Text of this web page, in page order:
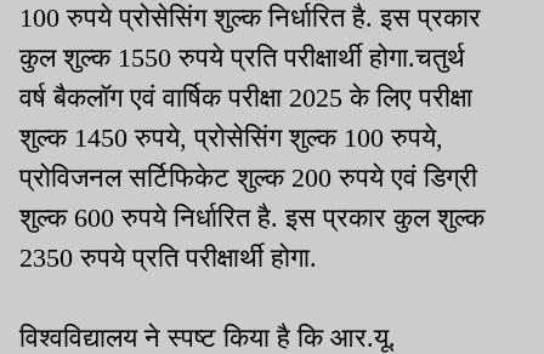
100 रुपये प्रोसेसिंग शुल्क निर्धारित है. इस प्रकार
कुल शुल्क 1550 रुपये प्रति परीक्षार्थी होगा.चतुर्थ
वर्ष बैकलॉग एवं वार्षिक परीक्षा 2025 के लिए परीक्षा
शुल्क 1450 रुपये, प्रोसेसिंग शुल्क 100 रुपये,
प्रोविजनल सर्टिफिकेट शुल्क 200 रुपये एवं डिग्री
शुल्क 600 रुपये निर्धारित है. इस प्रकार कुल शुल्क
2350 रुपये प्रति परीक्षार्थी होगा.
विश्वविद्यालय ने स्पष्ट किया है कि आर.यू.